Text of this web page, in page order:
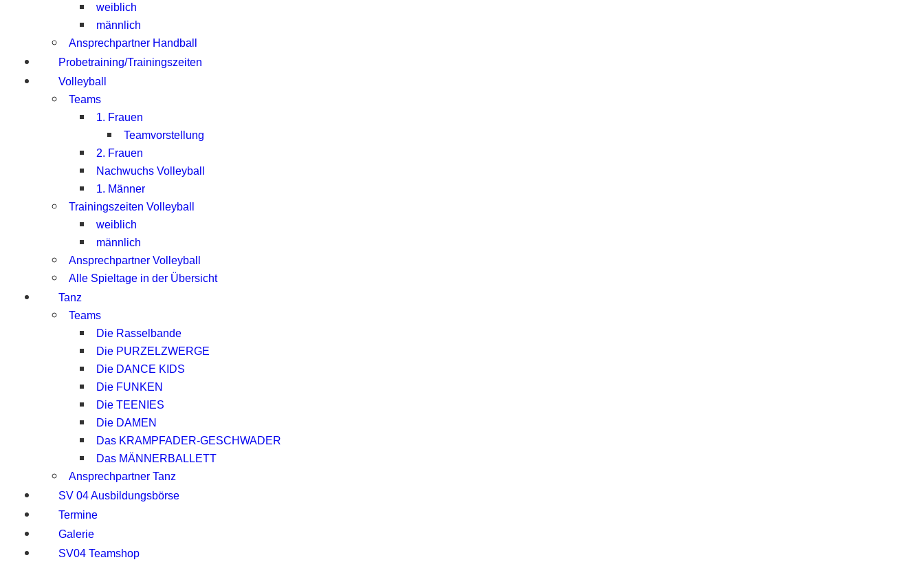
weiblich
männlich
Ansprechpartner Handball
Probetraining/Trainingszeiten
Volleyball
Teams
1. Frauen
Teamvorstellung
2. Frauen
Nachwuchs Volleyball
1. Männer
Trainingszeiten Volleyball
weiblich
männlich
Ansprechpartner Volleyball
Alle Spieltage in der Übersicht
Tanz
Teams
Die Rasselbande
Die PURZELZWERGE
Die DANCE KIDS
Die FUNKEN
Die TEENIES
Die DAMEN
Das KRAMPFADER-GESCHWADER
Das MÄNNERBALLETT
Ansprechpartner Tanz
SV 04 Ausbildungsbörse
Termine
Galerie
SV04 Teamshop